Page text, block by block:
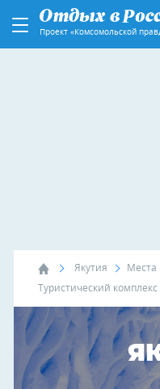
Проект «Комсомольской
Якутия Места
Туристический